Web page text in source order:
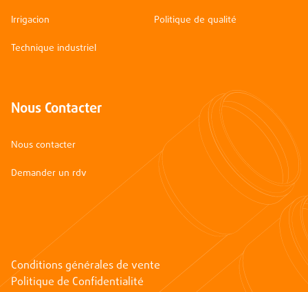
Irrigacion
Technique industriel
Politique de qualité
Nous Contacter
Nous contacter
Demander un rdv
Conditions générales de vente
Politique de Confidentialité